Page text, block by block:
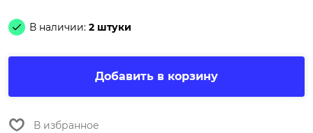
В наличии: 2 штуки
Добавить в корзину
В избранное